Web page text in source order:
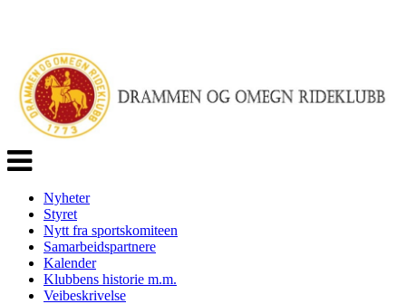
Veksle
navigasjon
Nyheter
Styret
Nytt fra sportskomiteen
Samarbeidspartnere
Kalender
Klubbens historie m.m.
Veibeskrivelse